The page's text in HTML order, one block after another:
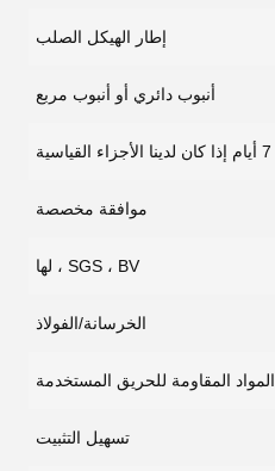
إطار الهيكل الصلب
أنبوب دائري أو أنبوب مربع
7 أيام إذا كان لدينا الأجزاء القياسية
موافقة مخصصة
SGS ، BV ، لها
الخرسانة/الفولاذ
المواد المقاومة للحريق المستخدمة
تسهيل التثبيت